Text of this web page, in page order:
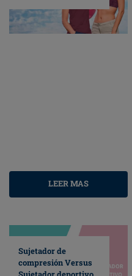
LEER MAS
Sujetador de
compresión Versus